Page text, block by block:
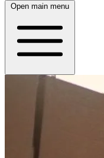
Open main menu